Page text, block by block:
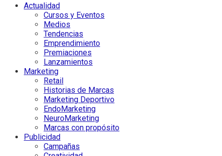
Actualidad
Cursos y Eventos
Medios
Tendencias
Emprendimiento
Premiaciones
Lanzamientos
Marketing
Retail
Historias de Marcas
Marketing Deportivo
EndoMarketing
NeuroMarketing
Marcas con propósito
Publicidad
Campañas